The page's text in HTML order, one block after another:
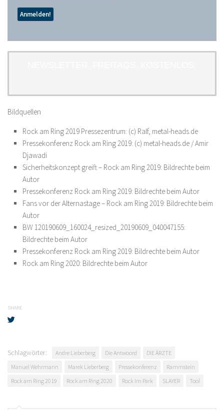
Bildquellen
Rock am Ring 2019 Pressezentrum: (c) Ralf, metal-heads.de
Pressekonferenz Rock am Ring 2019: (c) metal-heads.de / Amir
Djawadi
Sicherheitskonzept greift – Rock am Ring 2019: Bildrechte beim
Autor
Pressekonferenz Rock am Ring 2019: Bildrechte beim Autor
Fans vor der Alternastage – Rock am Ring 2019: Bildrechte beim
Autor
BW 120190609_160024_resized_20190609_040047155:
Bildrechte beim Autor
Pressekonferenz Rock am Ring 2019: Bildrechte beim Autor
Rock am Ring 2020: Bildrechte beim Autor
SHARE
Schlagwörter: Andre Lieberberg Die Antwoord
DIE ÄRZTE
Manuel Wehrmann
Marek Lieberberg Pressekonferenz
Rammstein
Rock am Ring 2019
Rock am Ring 2020 Rock Im Park SLAYER Tool